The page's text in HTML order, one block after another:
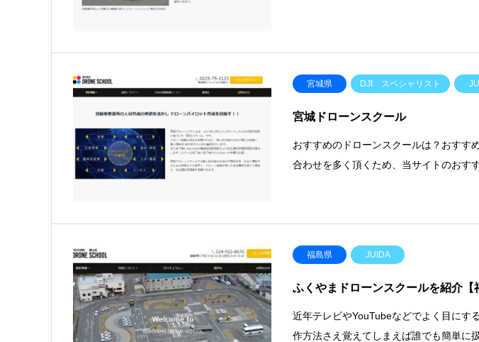
宮城県 DJI スペシャリスト
宮城ドローンスクール
おすすめのドローンスクールは？おすす
合わせを多く頂くため、当サイトのおす
福島県 JUIDA
ふくやまドローンスクールを紹介【
近年テレビやYouTubeなどでよく目にす
作方法さえ覚えてしまえば誰でも簡単に